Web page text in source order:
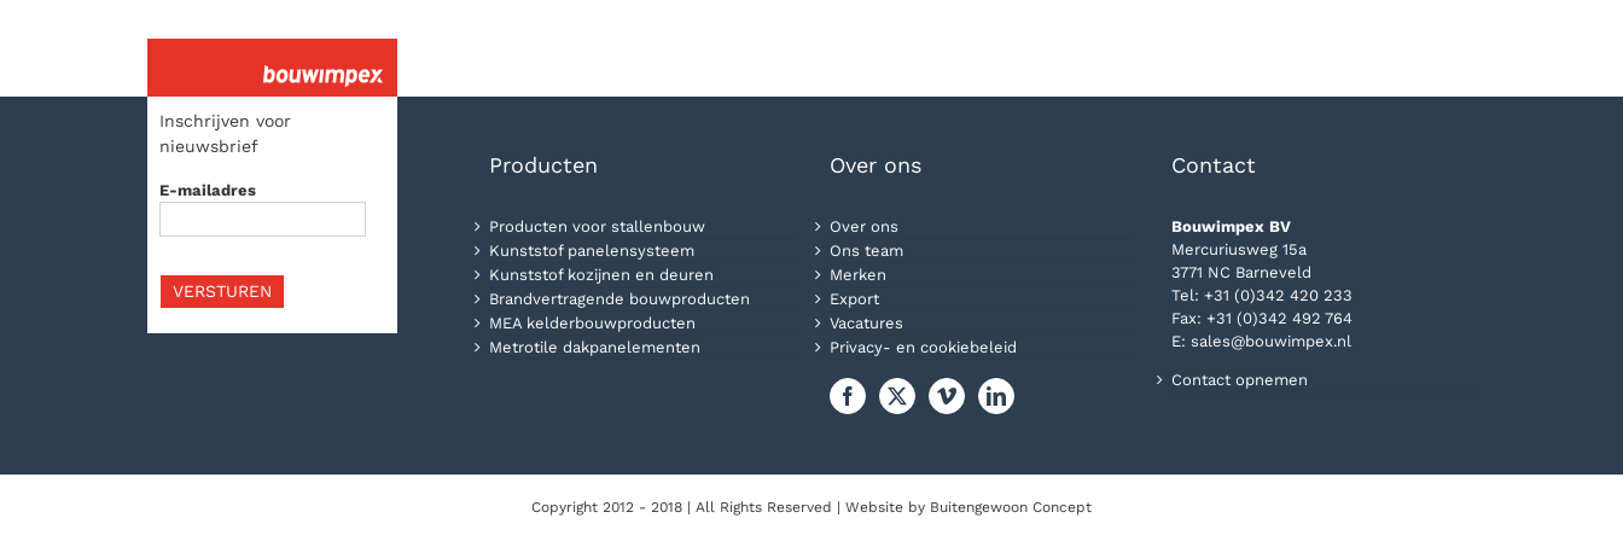
Inschrijven voor
nieuwsbrief
E-mailadres
VERSTUREN
Producten
Producten voor stallenbouw
Kunststof panelensysteem
Kunststof kozijnen en deuren
Brandvertragende bouwproducten
MEA kelderbouwproducten
Metrotile dakpanelementen
Over ons
Over ons
Ons team
Merken
Export
Vacatures
Privacy- en cookiebeleid
Contact
Bouwimpex BV
Mercuriusweg 15a
3771 NC Barneveld
Tel: +31 (0)342 420 233
Fax: +31 (0)342 492 764
E: sales@bouwimpex.nl
Contact opnemen
Copyright 2012 - 2018 | All Rights Reserved | Website by Buitengewoon Concept